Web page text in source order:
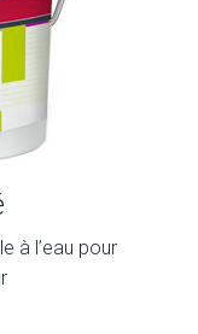
à l’eau pour